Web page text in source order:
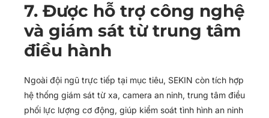
7. Được hỗ trợ công nghệ
và giám sát từ trung tâm
điều hành
Ngoài đội ngũ trực tiếp tại mục tiêu, SEKIN còn tích hợp
hệ thống giám sát từ xa, camera an ninh, trung tâm điều
phối lực lượng cơ động, giúp kiểm soát tình hình an ninh